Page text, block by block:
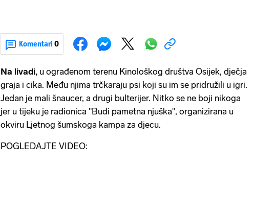
Komentari 0
Na livadi, u ograđenom terenu Kinološkog društva Osijek, dječja
graja i cika. Među njima trčkaraju psi koji su im se pridružili u igri.
Jedan je mali šnaucer, a drugi bulterijer. Nitko se ne boji nikoga
jer u tijeku je radionica "Budi pametna njuška", organizirana u
okviru Ljetnog šumskoga kampa za djecu.
POGLEDAJTE VIDEO: